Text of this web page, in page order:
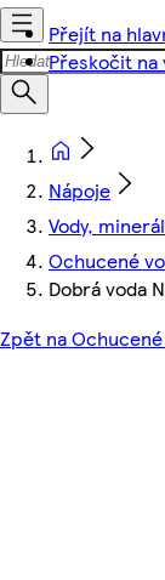
Přejít na
Přeskočit na
Nápoje
Vody,
Ochucené
Dobrá voda
Zpět na